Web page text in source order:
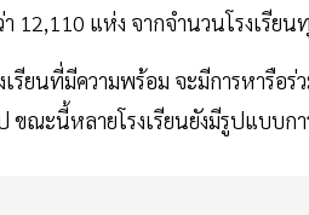
12,110 แห่ง จากจำนวนโรงเรีย
เรียนที่มีความพร้อม จะมีการหารือ
ขณะนี้หลายโรงเรียนยังมีรูปแบบ